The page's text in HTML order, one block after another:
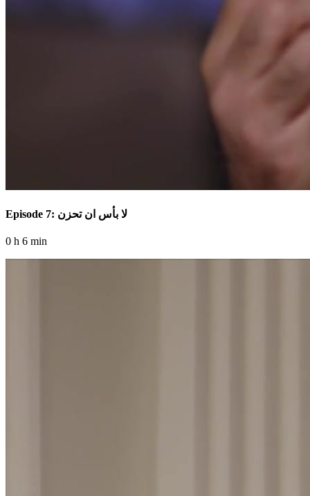
Episode 7: لا بأس ان تحزن
0 h 6 min